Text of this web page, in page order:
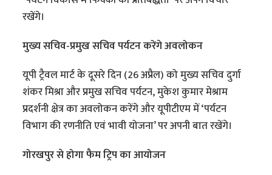
रखेंगे।
मुख्य सचिव-प्रमुख सचिव पर्यटन करेंगे अवलोकन
यूपी ट्रैवल मार्ट के दूसरे दिन (26 अप्रैल) को मुख्य सचिव दुर्गा
शंकर मिश्रा और प्रमुख सचिव पर्यटन, मुकेश कुमार मेश्राम
प्रदर्शनी क्षेत्र का अवलोकन करेंगे और यूपीटीएम में ‘पर्यटन
विभाग की रणनीति एवं भावी योजना’ पर अपनी बात रखेंगे।
गोरखपुर से होगा फैम ट्रिप का आयोजन